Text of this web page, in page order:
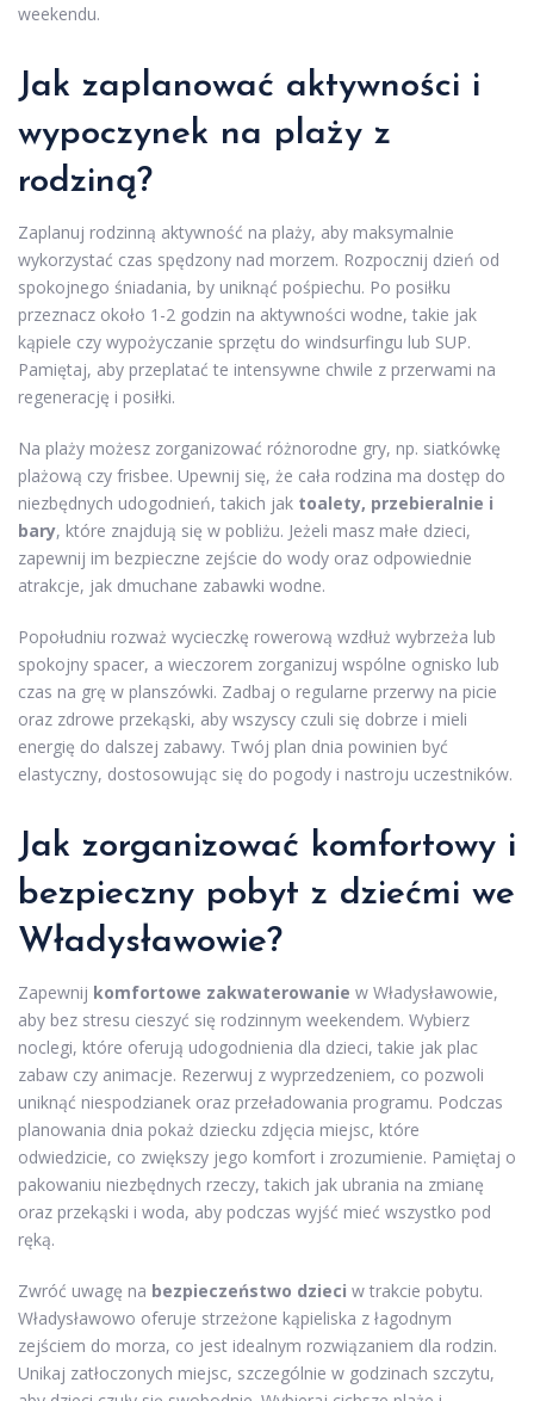
weekendu.
Jak zaplanować aktywności i
wypoczynek na plaży z
rodziną?
Zaplanuj rodzinną aktywność na plaży, aby maksymalnie
wykorzystać czas spędzony nad morzem. Rozpocznij dzień od
spokojnego śniadania, by uniknąć pośpiechu. Po posiłku
przeznacz około 1-2 godzin na aktywności wodne, takie jak
kąpiele czy wypożyczanie sprzętu do windsurfingu lub SUP.
Pamiętaj, aby przeplatać te intensywne chwile z przerwami na
regenerację i posiłki.
Na plaży możesz zorganizować różnorodne gry, np. siatkówkę
plażową czy frisbee. Upewnij się, że cała rodzina ma dostęp do
niezbędnych udogodnień, takich jak toalety, przebieralnie i
bary, które znajdują się w pobliżu. Jeżeli masz małe dzieci,
zapewnij im bezpieczne zejście do wody oraz odpowiednie
atrakcje, jak dmuchane zabawki wodne.
Popołudniu rozważ wycieczkę rowerową wzdłuż wybrzeża lub
spokojny spacer, a wieczorem zorganizuj wspólne ognisko lub
czas na grę w planszówki. Zadbaj o regularne przerwy na picie
oraz zdrowe przekąski, aby wszyscy czuli się dobrze i mieli
energię do dalszej zabawy. Twój plan dnia powinien być
elastyczny, dostosowując się do pogody i nastroju uczestników.
Jak zorganizować komfortowy i
bezpieczny pobyt z dziećmi we
Władysławowie?
Zapewnij komfortowe zakwaterowanie w Władysławowie,
aby bez stresu cieszyć się rodzinnym weekendem. Wybierz
noclegi, które oferują udogodnienia dla dzieci, takie jak plac
zabaw czy animacje. Rezerwuj z wyprzedzeniem, co pozwoli
uniknąć niespodzianek oraz przeładowania programu. Podczas
planowania dnia pokaż dziecku zdjęcia miejsc, które
odwiedzicie, co zwiększy jego komfort i zrozumienie. Pamiętaj o
pakowaniu niezbędnych rzeczy, takich jak ubrania na zmianę
oraz przekąski i woda, aby podczas wyjść mieć wszystko pod
ręką.
Zwróć uwagę na bezpieczeństwo dzieci w trakcie pobytu.
Władysławowo oferuje strzeżone kąpieliska z łagodnym
zejściem do morza, co jest idealnym rozwiązaniem dla rodzin.
Unikaj zatłoczonych miejsc, szczególnie w godzinach szczytu,